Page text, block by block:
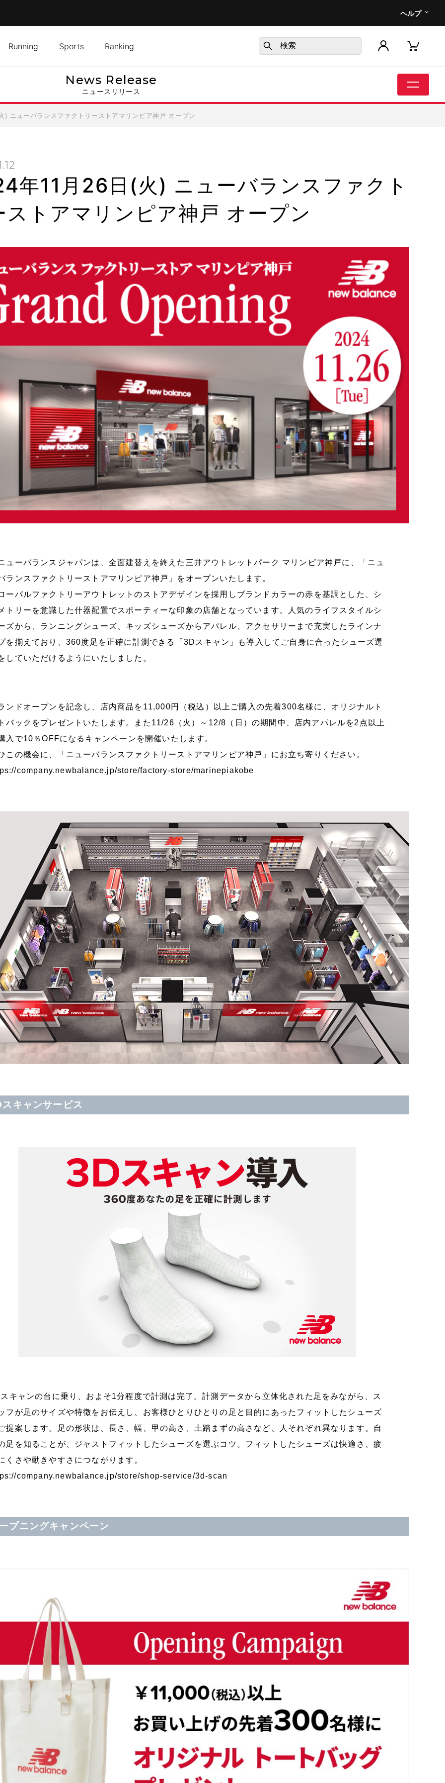
ヘルプ
Running Sports Ranking
News Release
ニュースリリース
) ニューバランスファクトリーストアマリンピア神戸 オープン
年11月26日(火) ニューバランスファクト
ストアマリンピア神戸 オープン
ーバランスジャパンは、全面建替えを終えた三井アウトレットパーク マリンピア神戸に、「ニュ
ランスファクトリーストアマリンピア神戸」をオープンいたします。
ーバルファクトリーアウトレットのストアデザインを採用しブランドカラーの赤を基調とした、シ
トリーを意識した什器配置でスポーティーな印象の店舗となっています。人気のライフスタイルシ
ズから、ランニングシューズ、キッズシューズからアパレル、アクセサリーまで充実したラインナ
を揃えており、360度足を正確に計測できる「3Dスキャン」も導入してご自身に合ったシューズ選
していただけるようにいたしました。
ンドオープンを記念し、店内商品を11,000円（税込）以上ご購入の先着300名様に、オリジナルト
バックをプレゼントいたします。また11/26（火）～12/8（日）の期間中、店内アパレルを2点以上
入で10％OFFになるキャンペーンを開催いたします。
この機会に、「ニューバランスファクトリーストアマリンピア神戸」にお立ち寄りください。
company.newbalance.jp/store/factory-store/marinepiakobe
キャンサービス
キャンの台に乗り、およそ1分程度で計測は完了。計測データから立体化された足をみながら、ス
フが足のサイズや特徴をお伝えし、お客様ひとりひとりの足と目的にあったフィットしたシューズ
提案します。足の形状は、長さ、幅、甲の高さ、土踏まずの高さなど、人それぞれ異なります。自
足を知ることが、ジャストフィットしたシューズを選ぶコツ。フィットしたシューズは快適さ、疲
くさや動きやすさにつながります。
company.newbalance.jp/store/shop-service/3d-scan
プニングキャンペーン